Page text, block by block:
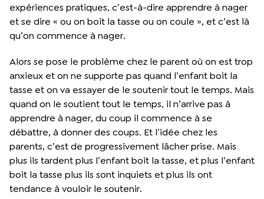
expériences pratiques, c’est-à-dire apprendre à nager
et se dire « ou on boit la tasse ou on coule », et c’est là
qu’on commence à nager.
Alors se pose le problème chez le parent où on est trop
anxieux et on ne supporte pas quand l’enfant boit la
tasse et on va essayer de le soutenir tout le temps. Mais
quand on le soutient tout le temps, il n’arrive pas à
apprendre à nager, du coup il commence à se
débattre, à donner des coups. Et l’idée chez les
parents, c’est de progressivement lâcher prise. Mais
plus ils tardent plus l’enfant boit la tasse, et plus l’enfant
boit la tasse plus ils sont inquiets et plus ils ont
tendance à vouloir le soutenir.